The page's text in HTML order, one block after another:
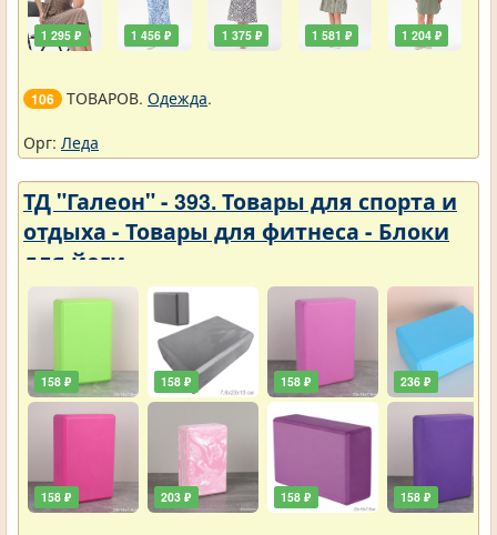
1 295 ₽ 1 456 ₽ 1 375 ₽ 1 581 ₽ 1 204 ₽
106 ТОВАРОВ. Одежда.
Орг: Леда
ТД "Галеон" - 393. Товары для спорта и
отдыха - Товары для фитнеса - Блоки
для йоги
158 ₽
158 ₽
158 ₽
203 ₽
158 ₽
158 ₽
236 ₽
158 ₽